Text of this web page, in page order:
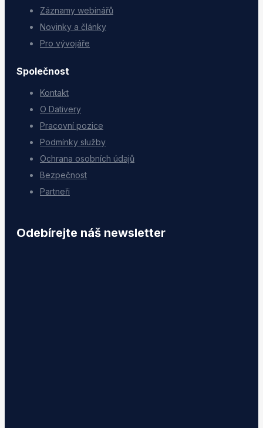
Záznamy webinářů
Novinky a články
Pro vývojáře
Společnost
Kontakt
O Dativery
Pracovní pozice
Podmínky služby
Ochrana osobních údajů
Bezpečnost
Partneři
Odebírejte náš newsletter